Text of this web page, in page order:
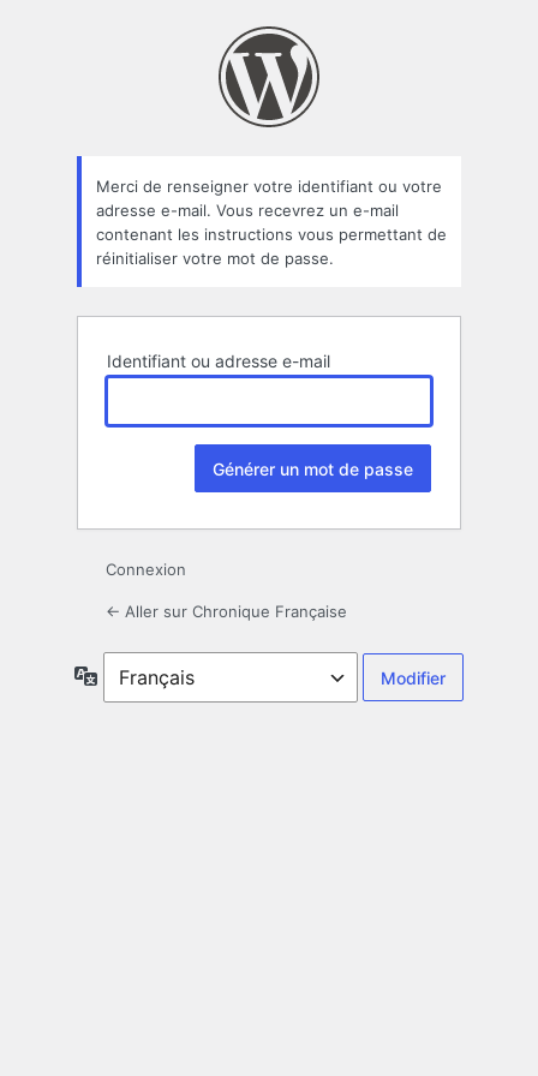
oublié
Merci de renseigner votre identifiant ou votre
adresse e-mail. Vous recevrez un e-mail
contenant les instructions vous permettant de
réinitialiser votre mot de passe.
Identifiant ou adresse e-mail
Connexion
← Aller sur Chronique Française
Langue